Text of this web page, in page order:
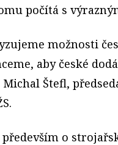
počítá s
možnosti
aby české
Štefl,
především o